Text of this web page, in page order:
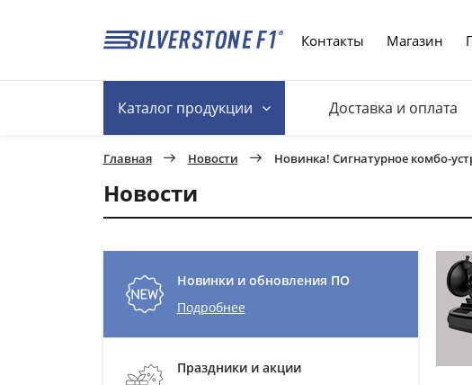
Контакты Магазин
Каталогпродукции Доставка и оплата
Главная Новости Новинка! Сигнатурное комбо-
Новости
Новинки и обновления ПО
Подробнее
Праздники и акции